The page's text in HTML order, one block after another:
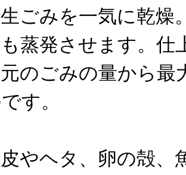
ごみを一気に乾燥
蒸発させます。仕
のごみの量から最
す。
やヘタ、卵の殻、